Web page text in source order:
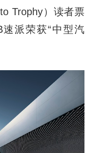
Trophy）读者票
派荣获“中型汽